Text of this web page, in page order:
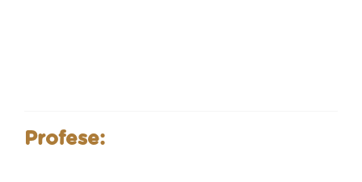
Profese: